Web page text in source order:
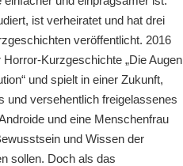
ist verheiratet und hat drei
veröffentlicht. 2016
Kurzgeschichte „Die Augen
und spielt in einer Zukunft,
und versehentlich freigelassenes
und eine Menschenfrau
und Wissen der
sollen. Doch als das